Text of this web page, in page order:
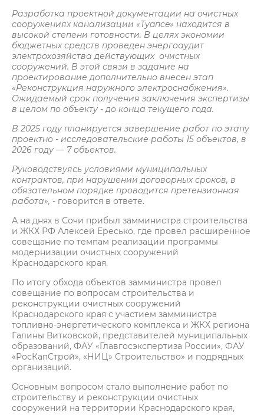
Разработка проектной документации на очистных
сооружениях канализации «Tyaпce» находится в
высокой степени готовности. В целях экономии
бюджетных средств проведен энергоаудит
электрохозяйства действующих очистных
сооружений. В этой связи в задание на
проектирование дополнительно внесен этап
«Реконструкция наружного электроснабжения».
Ожидаемый срок получения заключения экспертизы
в целом по объекту - до конца текущего года.
В 2025 году планируется завершение работ по этапу
проектно - исследовательские работы 15 объектов, в
2026 году — 7 объектов.
Руководствуясь условиями муниципальных
контрактов, при нарушении договорных сроков, в
обязательном порядке проводится претензионная
работа», - говорится в ответе.
А на днях в Сочи прибыл замминистра строительства
и ЖКХ РФ Алексей Ересько, где провел расширенное
совещание по темпам реализации программы
модернизации очистных сооружений
Краснодарского края.
По итогу обхода объектов замминистра провел
совещание по вопросам строительства и
реконструкции очистных сооружений
Краснодарского края с участием замминистра
топливно-энергетического комплекса и ЖКХ региона
Галины Витковской, представителей муниципальных
образований, ФАУ «Главгосэкспертиза России», ФАУ
«РосКапСтрой», «НИЦ» Строительство» и подрядных
организаций.
Основным вопросом стало выполнение работ по
строительству и реконструкции очистных
сооружений на территории Краснодарского края,